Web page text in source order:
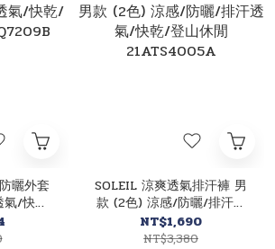
曬外套
/快乾/
SOLEIL 涼爽透氣排汗褲 男
款 (2色) 涼感/防曬/排汗透
氣/快乾/登山休閒
21ATS4005A
NT$1,690
NT$3,380